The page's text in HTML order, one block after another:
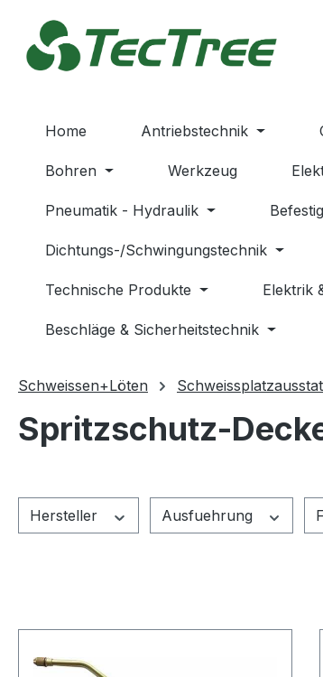
Hauptinhalt springen
Zur Suche springen
Zur Hauptnavigation springen
Home Antriebstechnik
Bohren Werkzeug
Pneumatik - Hydraulik
Dichtungs-/Schwingungstechnik
Technische Produkte Elektrik
Beschläge & Sicherheitstechnik
Schweissen+Löten
Spritzschutz-
Hersteller Ausfuehrung